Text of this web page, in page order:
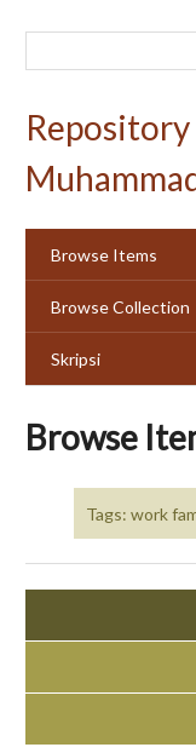
Browse Items
Browse Collection
Skripsi
Browse
Tags: work